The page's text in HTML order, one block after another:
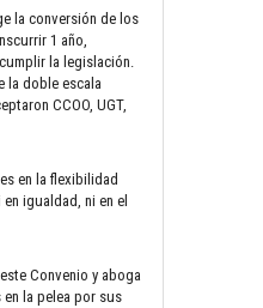
la conversión de los
1 año,
la legislación.
la doble escala
CCOO, UGT,
en la flexibilidad
igualdad, ni en el
Convenio y aboga
la pelea por sus